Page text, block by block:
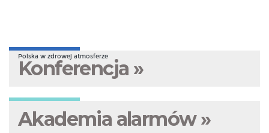
Polska w zdrowej atmosferze
Konferencja »
Akademia alarmów »